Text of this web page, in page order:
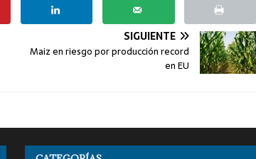
SIGUIENTE
Maiz en riesgo por producción record
en EU